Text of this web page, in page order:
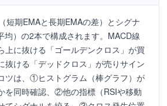
短期EMAと長期EMAの差）とシグナ
均）の2本で構成されます。MACD線
上に抜ける「ゴールデンクロス」が買
抜ける「デッドクロス」が売りサイン
ツは、①ヒストグラム（棒グラフ）が
を同時確認、②他の指標（RSIや移動